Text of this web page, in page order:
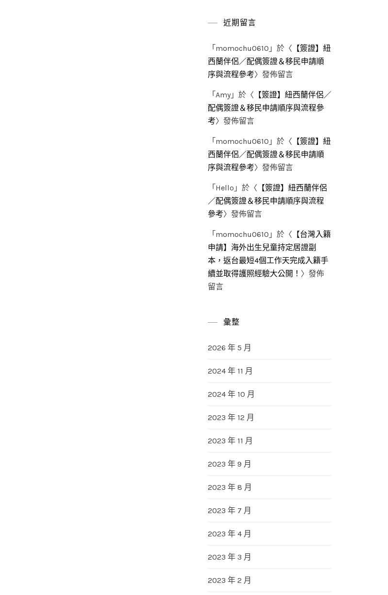
近期留言
「 momochu0610 」於〈 【簽證】紐
西蘭伴侶／配偶簽證＆移民申請順
序與流程參考〉發佈留言
「 Amy 」於〈 【簽證】紐西蘭伴侶／
配偶簽證＆移民申請順序與流程參
考〉發佈留言
「 momochu0610 」於〈 【簽證】紐
西蘭伴侶／配偶簽證＆移民申請順
序與流程參考〉發佈留言
「 Hello 」於〈 【簽證】紐西蘭伴侶
／配偶簽證＆移民申請順序與流程
參考〉發佈留言
「 momochu0610 」於〈 【台灣入籍
申請】海外出生兒童持定居證副
本，返台最短4個工作天完成入籍手
續並取得護照經驗大公開！ 〉發佈
留言
彙整
2026 年 5 月
2024 年 11 月
2024 年 10 月
2023 年 12 月
2023 年 11 月
2023 年 9 月
2023 年 8 月
2023 年 7 月
2023 年 4 月
2023 年 3 月
2023 年 2 月